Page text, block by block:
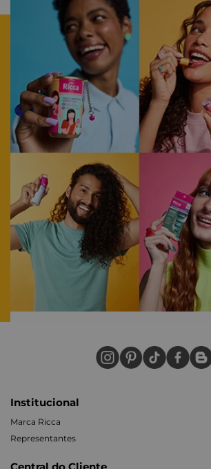
Institucional
Marca Ricca
Representantes
Central do Cliente